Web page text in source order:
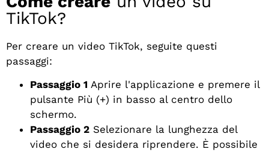
TikTok?
Per creare un video TikTok, seguite questi
passaggi:
Passaggio 1 Aprire l'applicazione e premere il
pulsante Più (+) in basso al centro dello
schermo.
Passaggio 2 Selezionare la lunghezza del
video che si desidera riprendere. È possibile